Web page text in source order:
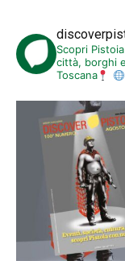
Scopri
città, borghi
Toscana